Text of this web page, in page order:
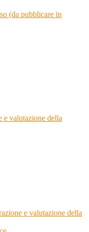
(da pubblicare in
e valutazione della
e valutazione della